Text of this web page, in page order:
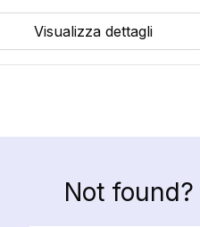
Visualizza dettagli
Not